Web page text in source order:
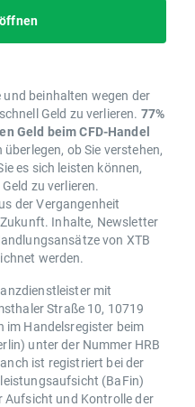
beinhalten wegen der
Geld zu verlieren. 77%
Geld beim CFD-Handel
überlegen, ob Sie verstehen,
es sich leisten können,
zu verlieren.
der Vergangenheit
Inhalte, Newsletter
von XTB
werden.
mit
Straße 10, 10719
im Handelsregister beim
unter der Nummer HRB
ist registriert bei der
(BaFin)
und Kontrolle der